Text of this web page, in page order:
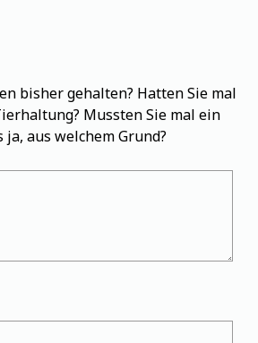
bisher gehalten? Hatten Sie mal
Mussten Sie mal ein
ja, aus welchem Grund?
bisher gehalten? Hatten Sie